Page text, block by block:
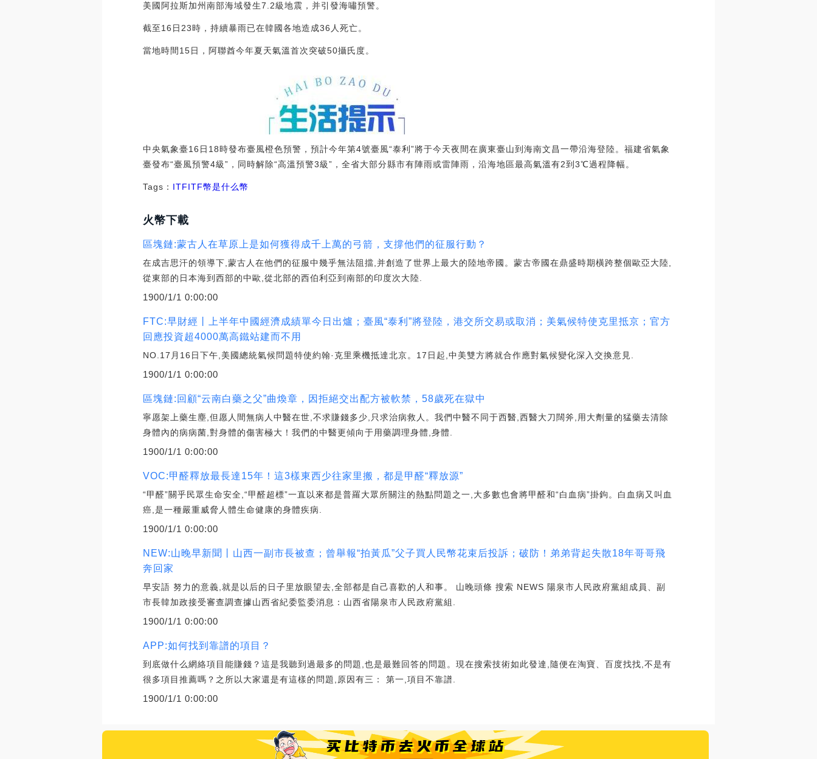
美國阿拉斯加州南部海域發生7.2級地震，并引發海嘯預警。
截至16日23時，持續暴雨已在韓國各地造成36人死亡。
當地時間15日，阿聯酋今年夏天氣溫首次突破50攝氏度。
中央氣象臺16日18時發布臺風橙色預警，預計今年第4號臺風“泰利”將于今天夜間在廣東臺山到海南文昌一帶沿海登陸。福建省氣象
臺發布“臺風預警4級”，同時解除“高溫預警3級”，全省大部分縣市有陣雨或雷陣雨，沿海地區最高氣溫有2到3℃過程降幅。
Tags： ITFITF幣是什么幣
火幣下載
區塊鏈:蒙古人在草原上是如何獲得成千上萬的弓箭，支撐他們的征服行動？
在成吉思汗的領導下,蒙古人在他們的征服中幾乎無法阻擋,并創造了世界上最大的陸地帝國。蒙古帝國在鼎盛時期橫跨整個歐亞大陸,
從東部的日本海到西部的中歐,從北部的西伯利亞到南部的印度次大陸.
1900/1/1 0:00:00
FTC:早財經丨上半年中國經濟成績單今日出爐；臺風“泰利”將登陸，港交所交易或取消；美氣候特使克里抵京；官方
回應投資超4000萬高鐵站建而不用
NO.17月16日下午,美國總統氣候問題特使約翰·克里乘機抵達北京。17日起,中美雙方將就合作應對氣候變化深入交換意見.
1900/1/1 0:00:00
區塊鏈:回顧“云南白藥之父”曲煥章，因拒絕交出配方被軟禁，58歲死在獄中
寧愿架上藥生塵,但愿人間無病人中醫在世,不求賺錢多少,只求治病救人。我們中醫不同于西醫,西醫大刀闊斧,用大劑量的猛藥去清除
身體內的病病菌,對身體的傷害極大！我們的中醫更傾向于用藥調理身體,身體.
1900/1/1 0:00:00
VOC:甲醛釋放最長達15年！這3樣東西少往家里搬，都是甲醛“釋放源”
“甲醛”關乎民眾生命安全,“甲醛超標”一直以來都是普羅大眾所關注的熱點問題之一,大多數也會將甲醛和“白血病”掛鉤。白血病又叫血
癌,是一種嚴重威脅人體生命健康的身體疾病.
1900/1/1 0:00:00
NEW:山晚早新聞丨山西一副市長被查；曾舉報“拍黃瓜”父子買人民幣花束后投訴；破防！弟弟背起失散18年哥哥飛
奔回家
早安語 努力的意義,就是以后的日子里放眼望去,全部都是自己喜歡的人和事。 山晚頭條 搜索 NEWS 陽泉市人民政府黨組成員、副
市長韓加政接受審查調查據山西省紀委監委消息：山西省陽泉市人民政府黨組.
1900/1/1 0:00:00
APP:如何找到靠譜的項目？
到底做什么網絡項目能賺錢？這是我聽到過最多的問題,也是最難回答的問題。現在搜索技術如此發達,隨便在淘寶、百度找找,不是有
很多項目推薦嗎？之所以大家還是有這樣的問題,原因有三： 第一,項目不靠譜.
1900/1/1 0:00:00